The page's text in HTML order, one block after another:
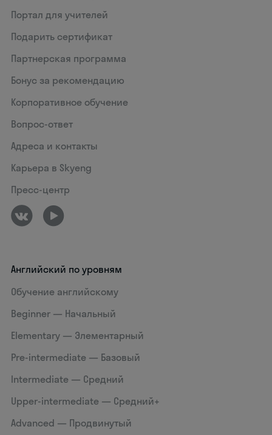
Портал для учителей
Подарить сертификат
Партнерская программа
Бонус за рекомендацию
Корпоративное обучение
Вопрос-ответ
Адреса и контакты
Карьера в Skyeng
Пресс-центр
Английский по уровням
Обучение английскому
Beginner — Начальный
Elementary — Элементарный
Pre-intermediate — Базовый
Intermediate — Средний
Upper-intermediate — Средний+
Advanced — Продвинутый